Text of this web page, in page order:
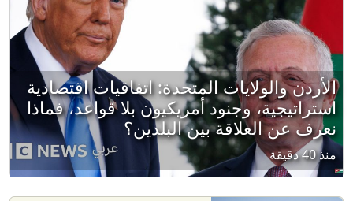
الأردن والولايات المتحدة: اتفاقيات اقتصادية
استراتيجية، وجنود أمريكيون بلا قواعد، فماذا
نعرف عن العلاقة بين البلدين؟
منذ 40 دقيقة